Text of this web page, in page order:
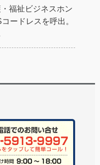
福祉ビジネスホン
ードレスを呼出。